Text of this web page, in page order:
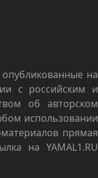
на
с российским и
об авторском
использовании
прямая
на YAMAL1.RU